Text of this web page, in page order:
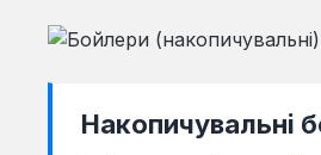
Накопичувальні